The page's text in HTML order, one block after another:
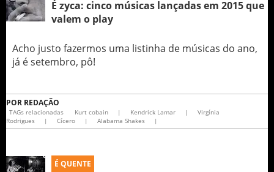
É zyca: cinco músicas lançadas em 2015 que
valem o play
Acho justo fazermos uma listinha de músicas do ano,
já é setembro, pô!
POR REDAÇÃO
TAGs relacionadas Kurt cobain | Kendrick Lamar |
Virgínia
Rodrigues
| Cícero | Alabama Shakes |
É QUENTE